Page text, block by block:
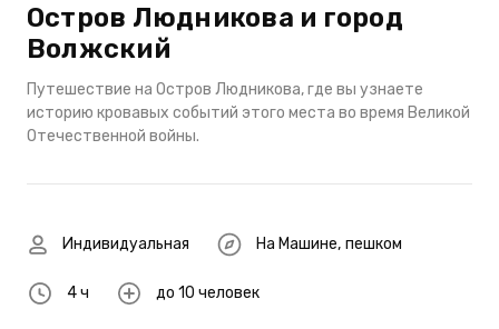
Остров Людникова и город
Волжский
Путешествие на Остров Людникова, где вы узнаете
историю кровавых событий этого места во время Великой
Отечественной войны.
Индивидуальная На Машине, пешком
4 ч до 10 человек